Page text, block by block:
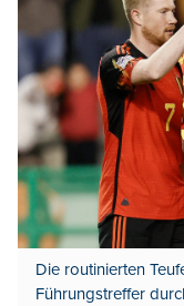
Die routinierten
Führungstreffer